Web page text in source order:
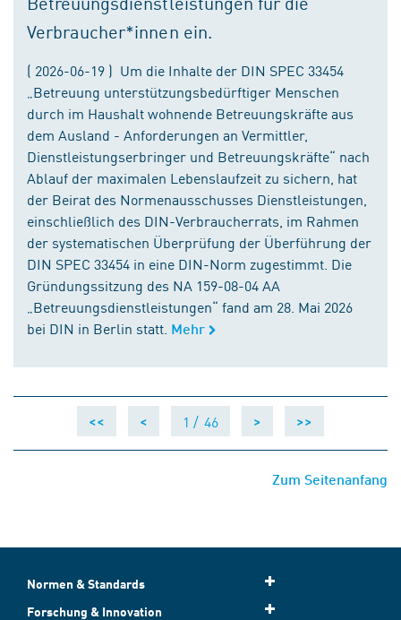
Verbraucher*innen ein.
( 2026-06-19 ) Um die Inhalte der DIN SPEC 33454
„Betreuung unterstützungsbedürftiger Menschen
durch im Haushalt wohnende Betreuungskräfte aus
dem Ausland - Anforderungen an Vermittler,
Dienstleistungserbringer und Betreuungskräfte“ nach
Ablauf der maximalen Lebenslaufzeit zu sichern, hat
der Beirat des Normenausschusses Dienstleistungen,
einschließlich des DIN-Verbraucherrats, im Rahmen
der systematischen Überprüfung der Überführung der
DIN SPEC 33454 in eine DIN-Norm zugestimmt. Die
Gründungssitzung des NA 159-08-04 AA
„Betreuungsdienstleistungen“ fand am 28. Mai 2026
bei DIN in Berlin statt. Mehr
<< < 1 / 46 > >>
Zum Seitenanfang
Normen & Standards
Forschung & Innovation